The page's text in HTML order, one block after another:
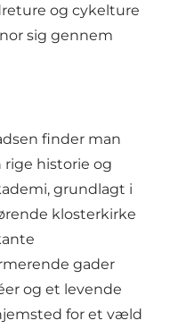
og cykelture
sig gennem
finder man
rige historie og
grundlagt i
klosterkirke
gader
og et levende
for et væld